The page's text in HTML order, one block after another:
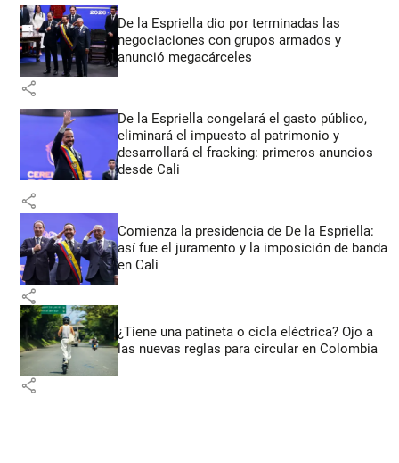
De la Espriella dio por terminadas las
negociaciones con grupos armados y
anunció megacárceles
share
De la Espriella congelará el gasto público,
eliminará el impuesto al patrimonio y
desarrollará el fracking: primeros anuncios
desde Cali
share
Comienza la presidencia de De la Espriella:
así fue el juramento y la imposición de banda
en Cali
share
¿Tiene una patineta o cicla eléctrica? Ojo a
las nuevas reglas para circular en Colombia
share